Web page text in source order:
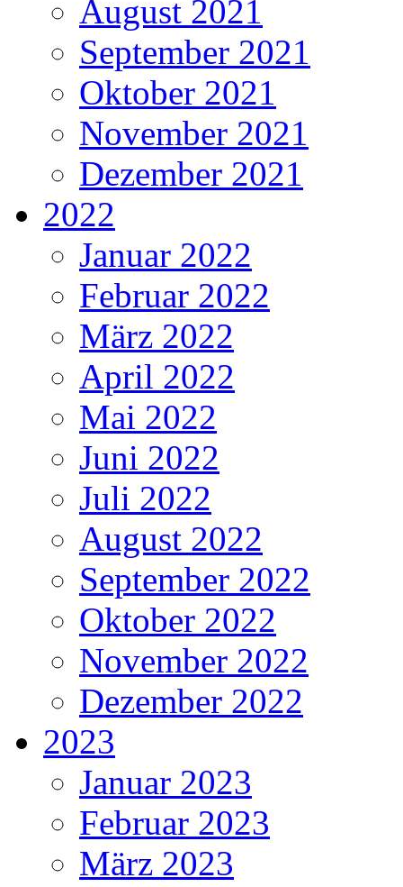
August 2021
September 2021
Oktober 2021
November 2021
Dezember 2021
2022
Januar 2022
Februar 2022
März 2022
April 2022
Mai 2022
Juni 2022
Juli 2022
August 2022
September 2022
Oktober 2022
November 2022
Dezember 2022
2023
Januar 2023
Februar 2023
März 2023